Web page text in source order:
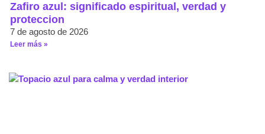
Zafiro azul: significado espiritual, verdad y
proteccion
7 de agosto de 2026
Leer más »